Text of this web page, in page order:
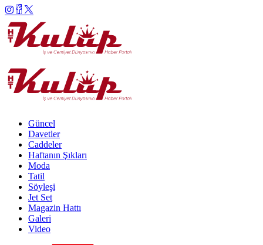
Güncel
Davetler
Caddeler
Haftanın Şıkları
Moda
Tatil
Söyleşi
Jet Set
Magazin Hattı
Galeri
Video